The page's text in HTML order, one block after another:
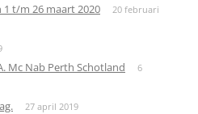
t/m 26 maart 2020
20 februari
Mc Nab Perth Schotland
6
27 april 2019